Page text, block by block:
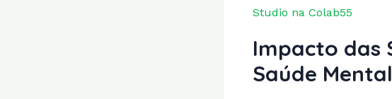
Studio na Colab55
Impacto das
Saúde Mental